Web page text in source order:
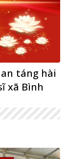
táng hài
xã Bình